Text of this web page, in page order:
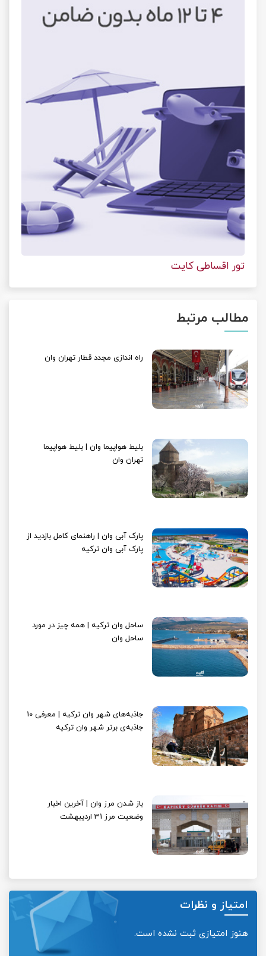
تور اقساطی کایت
مطالب مرتبط
راه اندازی مجدد قطار تهران وان
بلیط هواپیما وان | بلیط هواپیما
تهران وان
پارک آبی وان | راهنمای کامل بازدید از
پارک آبی وان ترکیه
ساحل وان ترکیه | همه چیز در مورد
ساحل وان
جاذبه‌های شهر وان ترکیه | معرفی 10
جاذبه‌ی برتر شهر وان ترکیه
باز شدن مرز وان | آخرین اخبار
وضعیت مرز 31 اردیبهشت
امتیاز و نظرات
هنوز امتیازی ثبت نشده است.